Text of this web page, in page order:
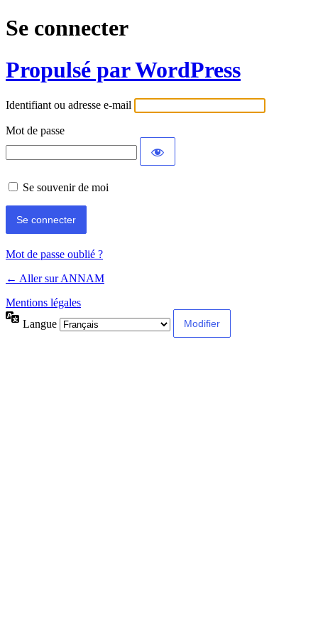
Se connecter
Propulsé par WordPress
Identifiant ou adresse e-mail
Mot de passe
Se souvenir de moi
Mot de passe oublié ?
← Aller sur ANNAM
Mentions légales
Langue